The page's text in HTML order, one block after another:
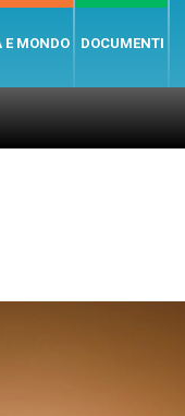
E MONDO DOCUMENTI
Il